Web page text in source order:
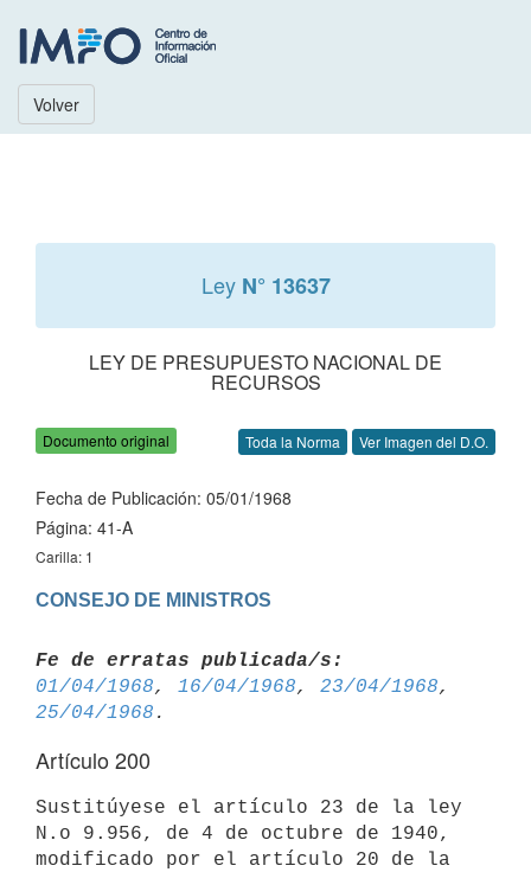
Volver
Ley N° 13637
LEY DE PRESUPUESTO NACIONAL DE
RECURSOS
Documento original Toda la Norma Ver Imagen del D.O.
Fecha de Publicación: 05/01/1968
Página: 41-A
Carilla: 1
CONSEJO DE MINISTROS
Fe de erratas publicada/s:
01/04/1968, 16/04/1968, 23/04/1968
25/04/1968
Artículo 200
Sustitúyese el artículo 23 de la ley
N.o 9.956, de 4 de octubre de 1940,
modificado por el artículo 20 de la